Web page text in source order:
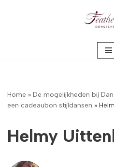
Home » De mogelijkheden bij
een cadeaubon stijldansen »
Helmy